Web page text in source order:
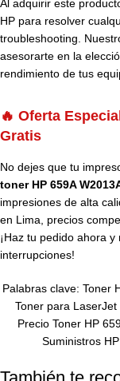
Al adquirir este
HP para resolver
troubleshooting.
asesorarte en la
rendimiento de tus
🔥 Oferta
Gratis
No dejes que tu
toner HP 659A
impresiones de alta
en Lima, precios
¡Haz tu pedido ahora
interrupciones!
Palabras clave: Toner
Toner para LaserJet
Precio Toner HP
Suministros